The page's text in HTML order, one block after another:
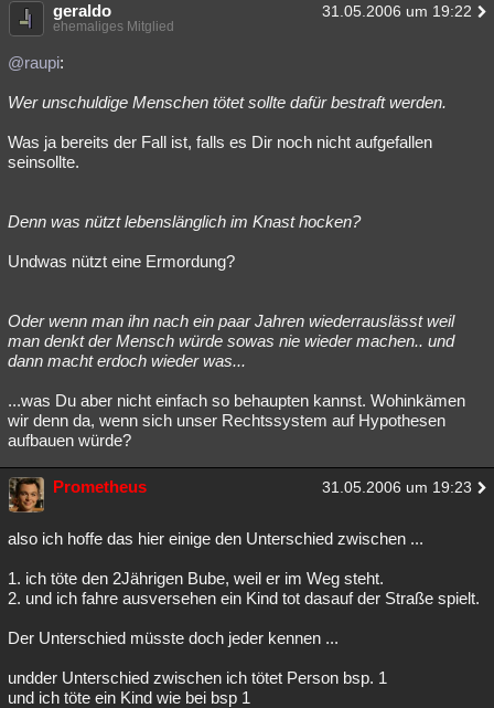
geraldo 31.05.2006 um 19:22
ehemaliges Mitglied
@raupi:
Wer unschuldige Menschen tötet sollte dafür bestraft werden.
Was ja bereits der Fall ist, falls es Dir noch nicht aufgefallen
seinsollte.
Denn was nützt lebenslänglich im Knast hocken?
Undwas nützt eine Ermordung?
Oder wenn man ihn nach ein paar Jahren wiederrauslässt weil
man denkt der Mensch würde sowas nie wieder machen.. und
dann macht erdoch wieder was...
...was Du aber nicht einfach so behaupten kannst. Wohinkämen
wir denn da, wenn sich unser Rechtssystem auf Hypothesen
aufbauen würde?
Prometheus 31.05.2006 um 19:23
also ich hoffe das hier einige den Unterschied zwischen ...
1. ich töte den 2Jährigen Bube, weil er im Weg steht.
2. und ich fahre ausversehen ein Kind tot dasauf der Straße spielt.
Der Unterschied müsste doch jeder kennen ...
undder Unterschied zwischen ich tötet Person bsp. 1
und ich töte ein Kind wie bei bsp 1